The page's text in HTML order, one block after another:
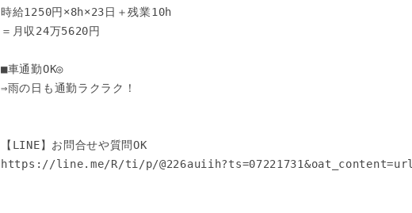
時給1250円×8h×23日＋残業10h
＝月収24万5620円
■車通勤OK◎
⇒雨の日も通勤ラクラク！
【LINE】お問合せや質問OK
https://line.me/R/ti/p/@226auiih?ts=07221731&oat_content=url